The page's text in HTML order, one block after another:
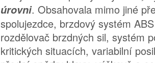
úrovni. Obsahovala mimo jiné
spolujezdce, brzdový systém
rozdělovač brzdných sil, systém
kritických situacích, variabilní